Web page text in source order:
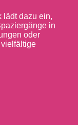
lädt dazu ein,
in
oder